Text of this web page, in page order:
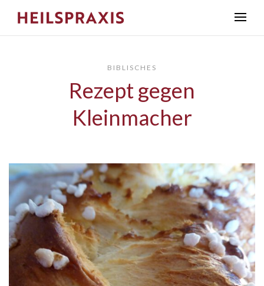
BIBLISCHES
Rezept gegen
Kleinmacher